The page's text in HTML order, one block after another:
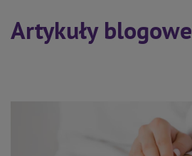
Artykuły blogowe